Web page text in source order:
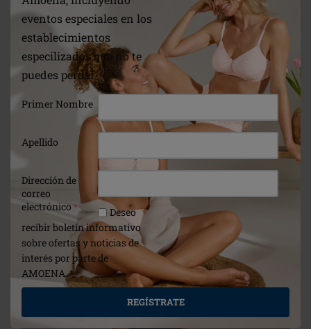
eventos especiales en los
establecimientos
especilizados que no te
puedes perder
Primer Nombre
Apellido
Dirección de
correo
electrónico *
Deseo
recibir boletín informativo
sobre ofertas y noticias de
interés por parte de
AMOENA. *
REGÍSTRATE
LENCERÍA